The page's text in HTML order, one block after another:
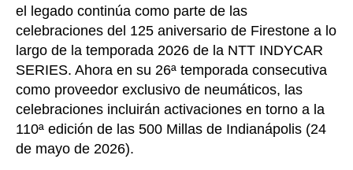
el legado continúa como parte de las
celebraciones del 125 aniversario de Firestone a lo
largo de la temporada 2026 de la NTT INDYCAR
SERIES. Ahora en su 26ª temporada consecutiva
como proveedor exclusivo de neumáticos, las
celebraciones incluirán activaciones en torno a la
110ª edición de las 500 Millas de Indianápolis (24
de mayo de 2026).